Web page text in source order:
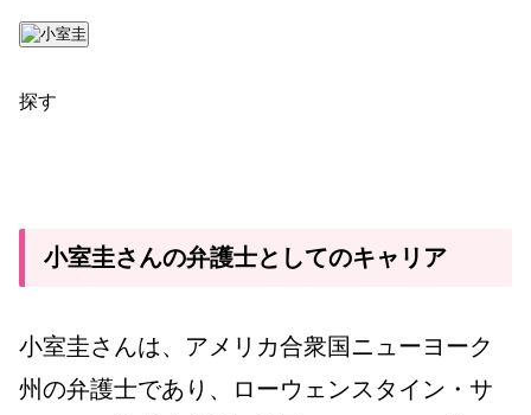
探す
小室圭さんの弁護士としてのキャリア
小室圭さんは、アメリカ合衆国ニューヨーク
州の弁護士であり、ローウェンスタイン・サ